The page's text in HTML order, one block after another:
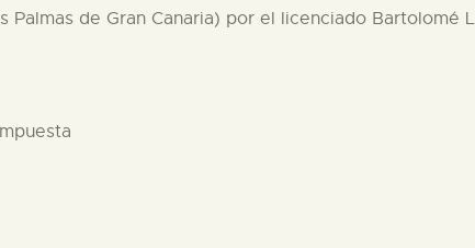
Palmas de Gran Canaria) por el licenciado Bartolomé